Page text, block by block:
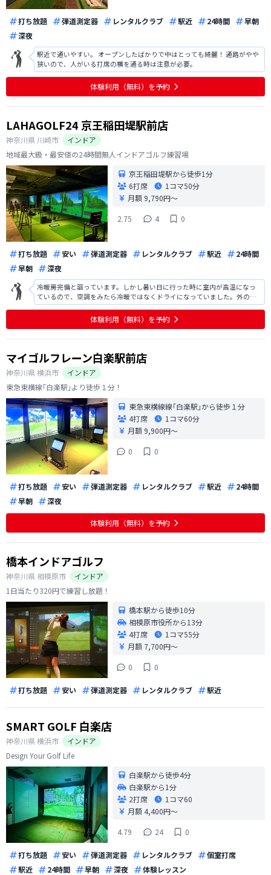
打ち放題 弾道測定器 レンタルクラブ 駅近 24時間
早朝
深夜
駅近で通いやすい。 オープンしたばかりで中はとっても綺麗！ 通路がやや
狭いので、人がいる打席の横を通る時は注意が必要。
体験利用（無料）を予約
LAHAGOLF24 京王稲田堤駅前店
神奈川県 川崎市
インドア
地域最大級・最安値の24時間無人インドアゴルフ練習場
京王稲田堤駅から徒歩1分
6打席
1コマ50分
月額 9,790円〜
2.75
4 0
打ち放題 安い 弾道測定器 レンタルクラブ 駅近
24時間
早朝
深夜
冷暖房完備と謳っています。しかし暑い日に行った時に室内が高温になっ
ているので、空調をみたら冷暖ではなくドライになっていました。外の方
が涼しかったです。スポーツをする場所ですが、密閉空間ですのであまり
汗はかきたくありません。これからの暑い時期はドライではなく冷房でお
体験利用（無料）を予約
マイゴルフレーン白楽駅前店
神奈川県横浜市
インドア
東急東横線｢白楽駅｣より徒歩１分！
東急東横線線｢白楽駅｣から徒歩１分
4打席
1コマ60分
月額 9,900円〜
0
0
打ち放題 安い 弾道測定器 レンタルクラブ 駅近
24時間
早朝
深夜
体験利用（無料）を予約
橋本インドアゴルフ
神奈川県 相模原市
インドア
1日当たり320円で練習し放題！
橋本駅から徒歩10分
相模原市役所から13分
4打席
1コマ55分
月額 7,700円〜
0
0
打ち放題 安い 弾道測定器 レンタルクラブ 駅近
SMART GOLF 白楽店
神奈川県横浜市
インドア
Design Your Golf Life
白楽駅から徒歩4分
白楽駅から1分
2打席
1コマ60
月額 4,400円〜
4.79
24 0
打ち放題 安い 弾道測定器 レンタルクラブ
個室打席
駅近
24時間 早朝 深夜 体験レッスン